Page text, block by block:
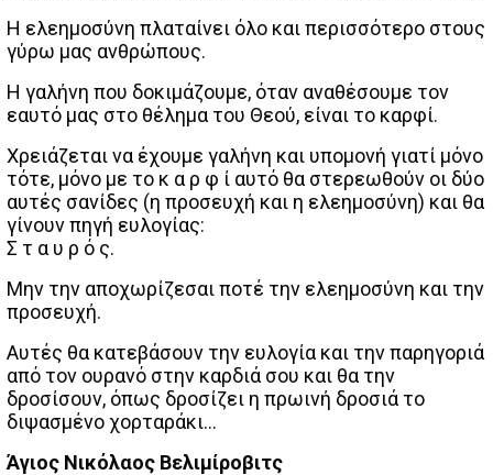
Η ελεημοσύνη πλαταίνει όλο και περισσότερο στους
γύρω μας ανθρώπους.
Η γαλήνη που δοκιμάζουμε, όταν αναθέσουμε τον
εαυτό μας στο θέλημα του Θεού, είναι το καρφί.
Χρειάζεται να έχουμε γαλήνη και υπομονή γιατί μόνο
τότε, μόνο με το κ α ρ φ ί αυτό θα στερεωθούν οι δύο
αυτές σανίδες (η προσευχή και η ελεημοσύνη) και θα
γίνουν πηγή ευλογίας:
Σ τ α υ ρ ό ς.
Μην την αποχωρίζεσαι ποτέ την ελεημοσύνη και την
προσευχή.
Αυτές θα κατεβάσουν την ευλογία και την παρηγοριά
από τον ουρανό στην καρδιά σου και θα την
δροσίσουν, όπως δροσίζει η πρωινή δροσιά το
διψασμένο χορταράκι…
Άγιος Νικόλαος Βελιμίροβιτς